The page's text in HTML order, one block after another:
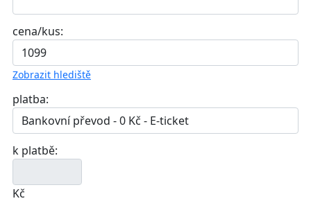
cena/kus:
Zobrazit hlediště
platba:
k platbě:
Kč